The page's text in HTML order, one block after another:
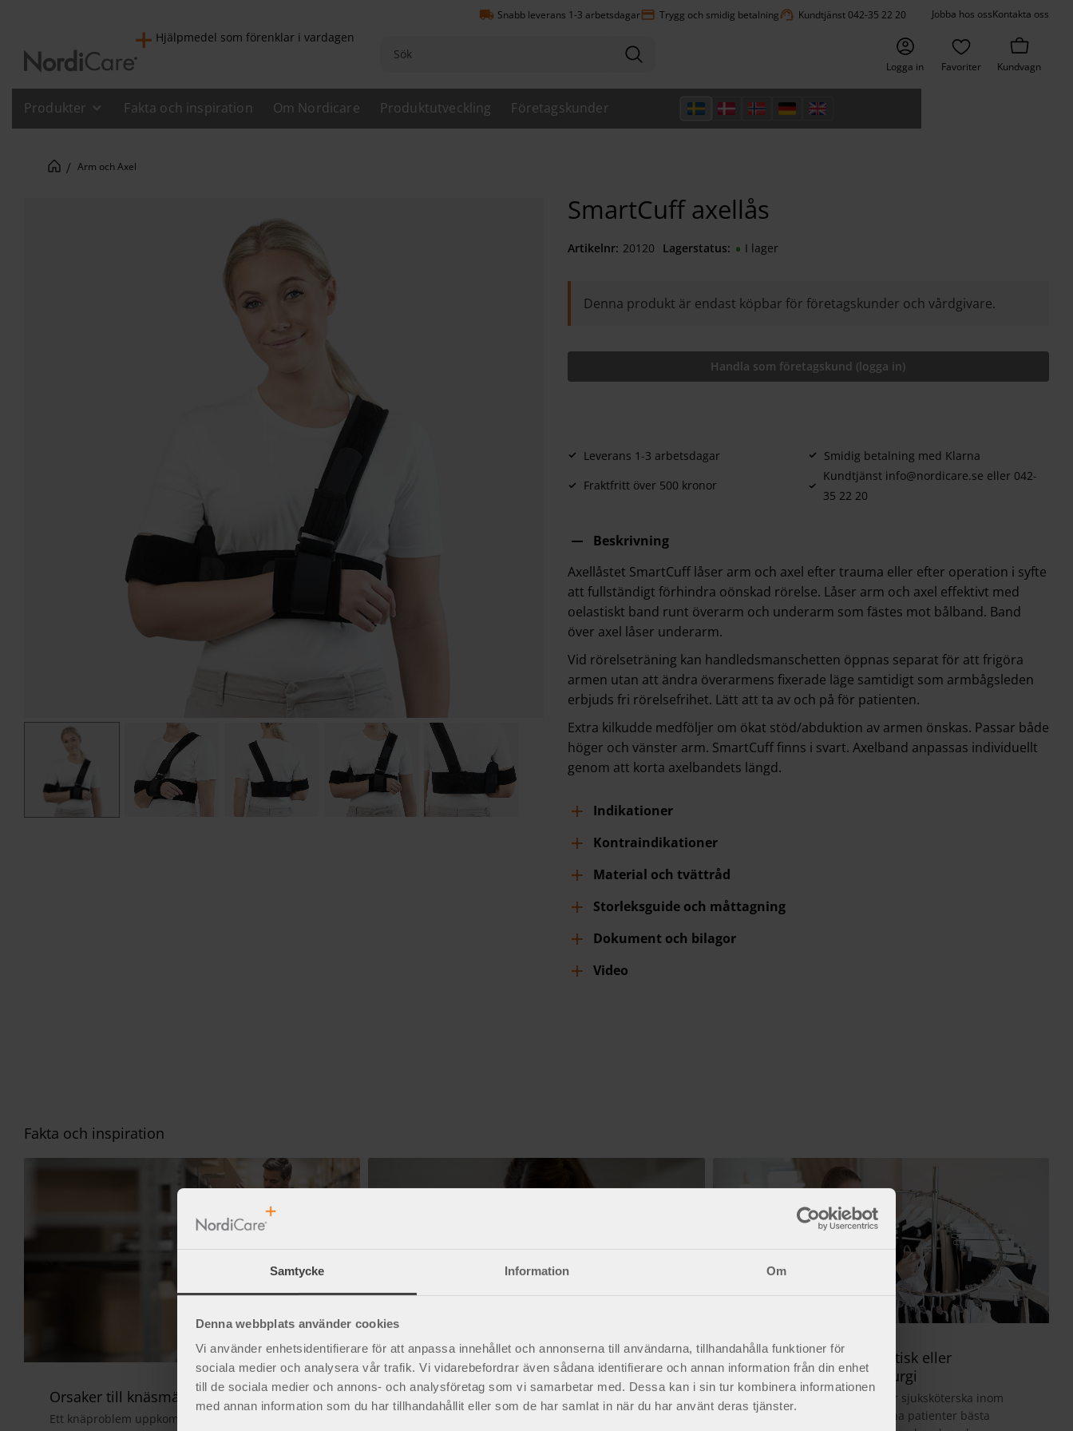
Samtycke Information Om
Denna webbplats använder cookies
Vi använder enhetsidentifierare för att anpassa innehållet och annonserna till användarna, tillhandahålla funktioner för
sociala medier och analysera vår trafik. Vi vidarebefordrar även sådana identifierare och annan information från din enhet
till de sociala medier och annons- och analysföretag som vi samarbetar med. Dessa kan i sin tur kombinera informationen
med annan information som du har tillhandahållit eller som de har samlat in när du har använt deras tjänster.
local_shipping Snabb leverans 1-3 arbetsdagarpayment Trygg och smidig betalningsupport_agent Kundtjänst 042-35 22 20 Jobba hos ossKontakta oss
Hjälpmedel som förenklar i vardagen
Produkter Fakta och inspiration Om Nordicare Produktutveckling Företagskunder
Logga in Favoriter Kundvagn
Arm och Axel
SmartCuff axellås
Denna produkt är endast köpbar för företagskunder och vårdgivare.
Handla som företagskund (logga in)
Leverans 1-3 arbetsdagar
Smidig betalning med Klarna
Fraktfritt över 500 kronor
Kundtjänst info@nordicare.se eller 042-
35 22 20
Lagerstatus I lager
Artikelnr 201200040
Beskrivning
Axellåstet SmartCuff låser arm och axel efter trauma eller efter operation i syfte
att fullständigt förhindra oönskad rörelse. Låser arm och axel effektivt med
oelastiskt band runt överarm och underarm som fästes mot bålband. Band
över axel låser underarm.
Vid rörelseträning kan handledsmanschetten öppnas separat för att frigöra
armen utan att ändra överarmens fixerade läge samtidigt som armbågsleden
erbjuds fri rörelsefrihet. Lätt att ta av och på för patienten.
Extra kilkudde medföljer om ökat stöd/abduktion av armen önskas. Passar både
höger och vänster arm. SmartCuff finns i svart. Axelband anpassas individuellt
genom att korta axelbandets längd.
Indikationer
Kontraindikationer
Material och tvättråd
Storleksguide och måttagning
Dokument och bilagor
Video
Fakta och inspiration
Orsaker till knäsmärta
Ett knäproblem uppkommer ofta i samband med
Kompression efter estetisk eller
rekonstruktiv plastikkirurgi
Som plastikkirurg, läkare eller sjuksköterska inom
estetisk kirurgi vill man ge sina patienter bästa